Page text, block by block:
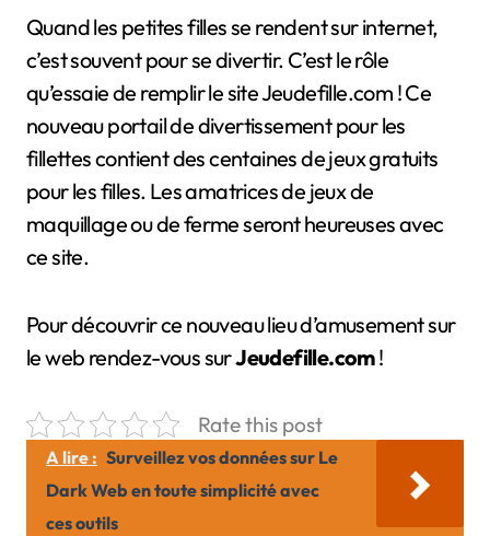
Quand les petites filles se rendent sur internet,
c’est souvent pour se divertir. C’est le rôle
qu’essaie de remplir le site Jeudefille.com ! Ce
nouveau portail de divertissement pour les
fillettes contient des centaines de jeux gratuits
pour les filles. Les amatrices de jeux de
maquillage ou de ferme seront heureuses avec
ce site.
Pour découvrir ce nouveau lieu d’amusement sur
le web rendez-vous surJeudefille.com!
Rate this post
A lire : Surveillez vos données sur Le
Dark Web en toute simplicité avec
ces outils